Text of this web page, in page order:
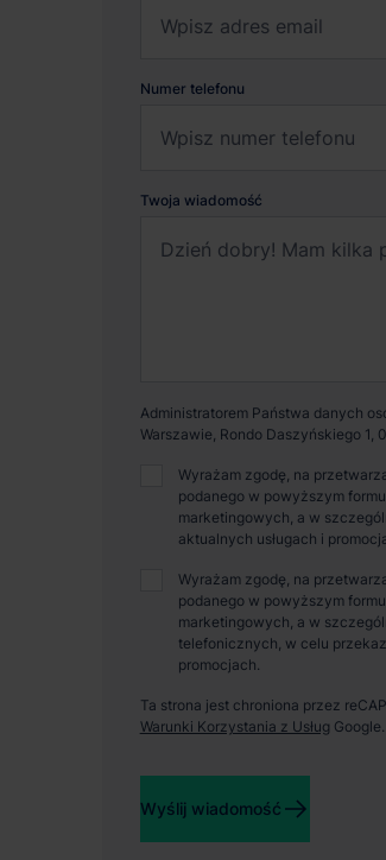
Numer telefonu
Twoja wiadomość
Administratorem Państwa danych
Warszawie, Rondo Daszyńskiego 1,
Wyrażam zgodę, na
podanego w powyższym
marketingowych, a w
aktualnych usługach i
Wyrażam zgodę, na
podanego w powyższym
marketingowych, a w
telefonicznych, w celu
promocjach.
Ta strona jest chroniona przez
Warunki Korzystania z Usług Google.
Wyślij wiadomość